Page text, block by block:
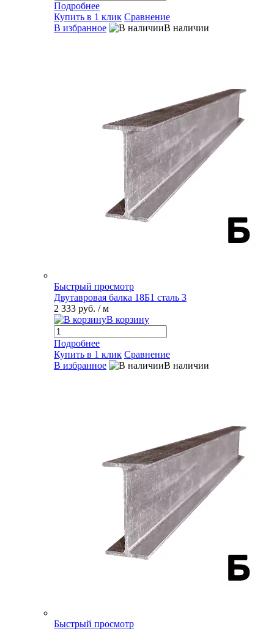
Подробнее
Купить в 1 клик Сравнение
В избранное
В наличии
Быстрый просмотр
Двутавровая балка 18Б1 сталь 3
2 333 руб. / м
В корзину
Подробнее
Купить в 1 клик Сравнение
В избранное
В наличии
Быстрый просмотр